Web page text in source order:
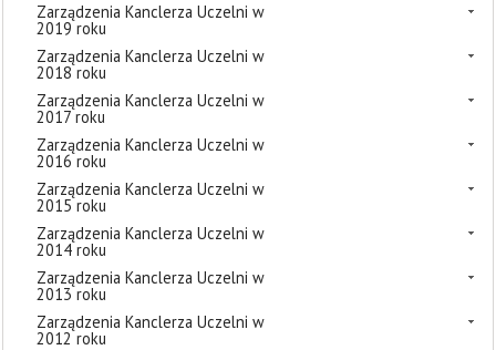
Zarządzenia Kanclerza Uczelni w
2019 roku
Zarządzenia Kanclerza Uczelni w
2018 roku
Zarządzenia Kanclerza Uczelni w
2017 roku
Zarządzenia Kanclerza Uczelni w
2016 roku
Zarządzenia Kanclerza Uczelni w
2015 roku
Zarządzenia Kanclerza Uczelni w
2014 roku
Zarządzenia Kanclerza Uczelni w
2013 roku
Zarządzenia Kanclerza Uczelni w
2012 roku